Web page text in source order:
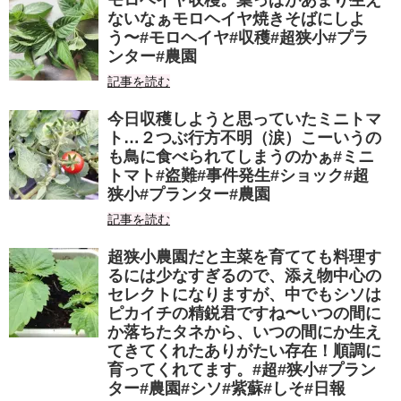
ないなぁモロヘイヤ焼きそばにしよ
う〜#モロヘイヤ#収穫#超狭小#プラ
ンター#農園
記事を読む
今日収穫しようと思っていたミニトマ
ト…２つぶ行方不明（涙）こーいうの
も鳥に食べられてしまうのかぁ#ミニ
トマト#盗難#事件発生#ショック#超
狭小#プランター#農園
記事を読む
超狭小農園だと主菜を育てても料理す
るには少なすぎるので、添え物中心の
セレクトになりますが、中でもシソは
ピカイチの精鋭君ですね〜いつの間に
か落ちたタネから、いつの間にか生え
てきてくれたありがたい存在！順調に
育ってくれてます。#超#狭小#プラン
ター#農園#シソ#紫蘇#しそ#日報